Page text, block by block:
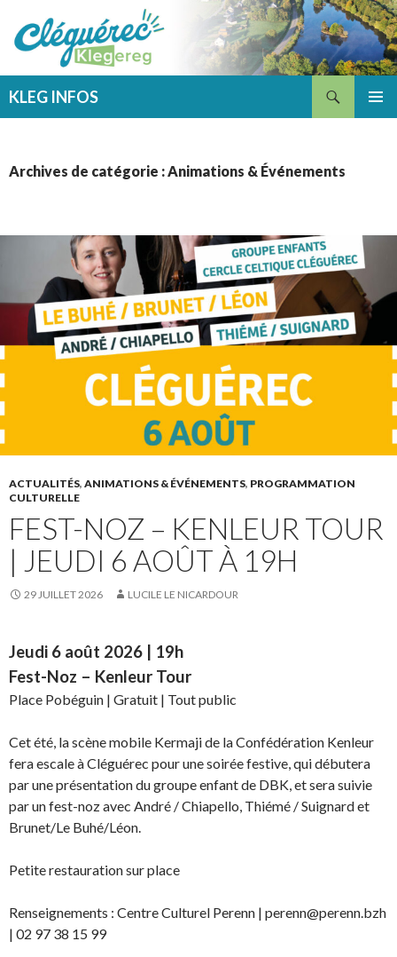
KLEG INFOS
Archives de catégorie : Animations & Événements
ACTUALITÉS, ANIMATIONS & ÉVÉNEMENTS, PROGRAMMATION
CULTURELLE
FEST-NOZ – KENLEUR TOUR
| JEUDI 6 AOÛT À 19H
29 JUILLET 2026 LUCILE LE NICARDOUR
Jeudi 6 août 2026 | 19h
Fest-Noz – Kenleur Tour
Place Pobéguin | Gratuit | Tout public
Cet été, la scène mobile Kermaji de la Confédération Kenleur
fera escale à Cléguérec pour une soirée festive, qui débutera
par une présentation du groupe enfant de DBK, et sera suivie
par un fest-noz avec André / Chiapello, Thiémé / Suignard et
Brunet/Le Buhé/Léon.
Petite restauration sur place
Renseignements : Centre Culturel Perenn | perenn@perenn.bzh
| 02 97 38 15 99